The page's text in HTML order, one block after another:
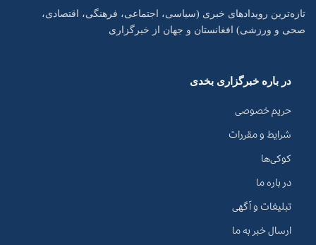
تازه‌ترین رویدادهای خبری (سیاسی، اجتماعی، فرهنگی، اقتصادی،
صحی و ورزشی) افغانستان و جهان از خبرگزاری
در باره خبرگزاری بخدی
حریم خصوصی
شرایط و مقررات
کوکی‌ها
در باره ما
تبلیغات و آگهی
ارسال خبر به ما